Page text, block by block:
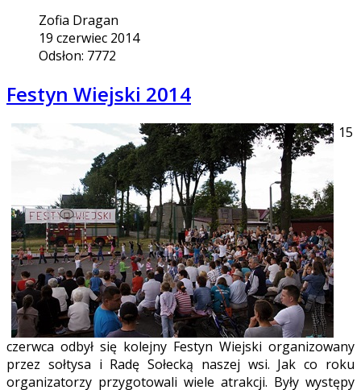
Zofia Dragan
19 czerwiec 2014
Odsłon: 7772
Festyn Wiejski 2014
15
czerwca odbył się kolejny Festyn Wiejski organizowany
przez sołtysa i Radę Sołecką naszej wsi. Jak co roku
organizatorzy przygotowali wiele atrakcji. Były występy